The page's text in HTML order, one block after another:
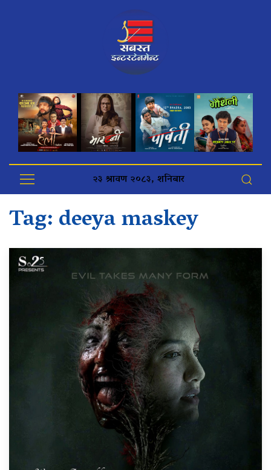
२३ श्रावण २०८३, शनिबार
Tag:deeya maskey